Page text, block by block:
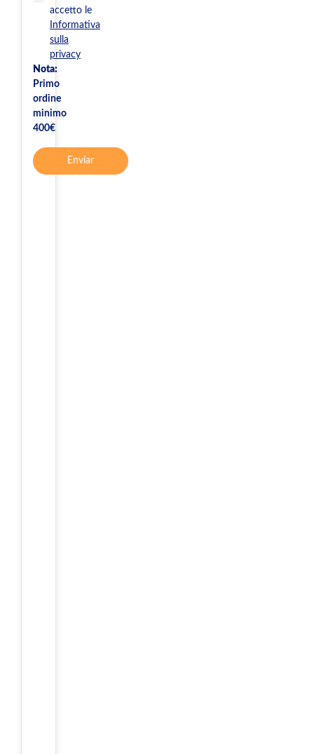
accetto le
Informativa
sulla
privacy
Nota:
Primo
ordine
minimo
400€
Enviar